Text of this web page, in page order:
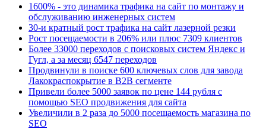
1600% - это динамика трафика на сайт по монтажу и
обслуживанию инженерных систем
30-и кратный рост трафика на сайт лазерной резки
Рост посещаемости в 206% или плюс 7309 клиентов
Более 33000 переходов с поисковых систем Яндекc и
Гугл, а за месяц 6547 переходов
Продвинули в поиске 600 ключевых слов для завода
Лакокраспокрытие в B2B сегменте
Привели более 5000 заявок по цене 144 рубля с
помощью SEO продвижения для сайта
Увеличили в 2 раза до 5000 посещаемость магазина по
SEO